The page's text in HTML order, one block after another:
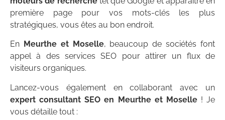
première page pour vos mots-clés les plus
stratégiques, vous êtes au bon endroit.
En Meurthe et Moselle, beaucoup de sociétés font
appel à des services SEO pour attirer un flux de
visiteurs organiques.
Lancez-vous également en collaborant avec un
expert consultant SEO en Meurthe et Moselle! Je
vous détaille tout :